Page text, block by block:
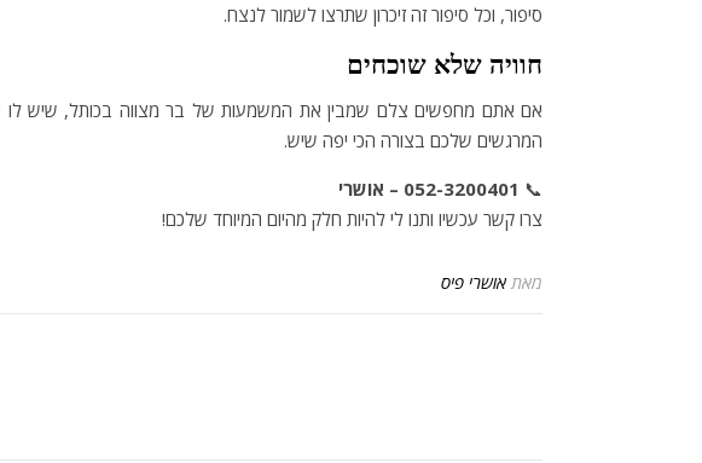
סיפור, וכל סיפור זה זיכרון שתרצו לשמור לנצח.
חוויה שלא שוכחים
אם אתם מחפשים צלם שמבין את המשמעות של בר מצווה בכותל, שיש לו
המרגשים שלכם בצורה הכי יפה שיש.
📞 052-3200401 – אושרי
צרו קשר עכשיו ותנו לי להיות חלק מהיום המיוחד שלכם!
מאת אושרי פיס